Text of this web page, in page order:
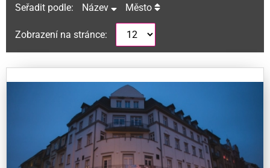
Seřadit podle: Název Město
Zobrazení na stránce: